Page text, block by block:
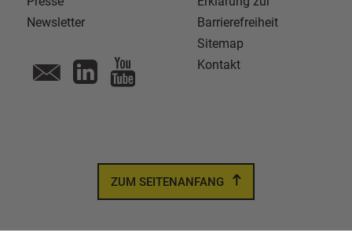
Newsletter
Barrierefreiheit
Sitemap
Kontakt
ZUM SEITENANFANG